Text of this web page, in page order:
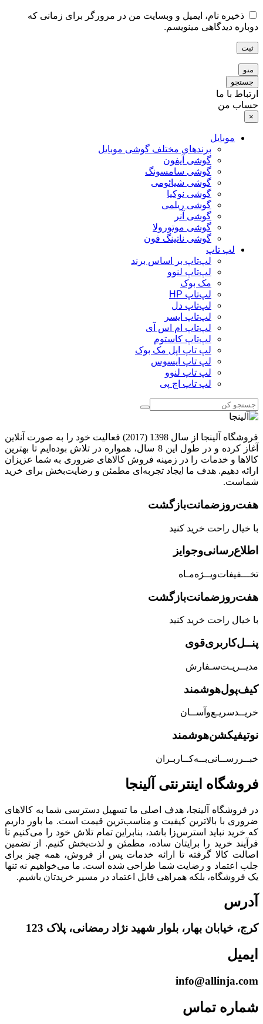
ذخیره نام، ایمیل و وبسایت من در مرورگر برای زمانی که
دوباره دیدگاهی مینویسم.
ثبت
منو
جستجو
ارتباط با ما
حساب من
×
موبایل
برندهای مختلف گوشی موبایل
گوشی آیفون
گوشی سامسونگ
گوشی شیائومی
گوشی نوکیا
گوشی ریلمی
گوشی آنر
گوشی موتورولا
گوشی ناتینگ فون
لپ تاپ
لپ‌تاپ بر اساس برند
لپ‌تاپ لنوو
مک بوک
لپ‌تاپ HP
لپ‌تاپ دل
لپ‌تاپ ایسر
لپ‌تاپ ام اس آی
لپ‌تاپ کاستوم
لپ تاپ اپل مک بوک
لپ تاپ ایسوس
لپ تاپ لنوو
لپ تاپ اچ پی
فروشگاه آلینجا از سال 1398 (2017) فعالیت خود را به صورت آنلاین
آغاز کرده و در طول این 8 سال، همواره در تلاش بوده‌ایم تا بهترین
کالاها و خدمات را در زمینه فروش کالاهای ضروری به شما عزیزان
ارائه دهیم. هدف ما ایجاد تجربه‌ای مطمئن و رضایت‌بخش برای خرید
شماست.
هفت‌روز‌ضمانت‌بازگشت
با خیال راحت خرید کنید
اطلاع‌رسانی‌و‌جوایز
تخـــفیفات‌ویــژه‌مـاه
هفت‌روز‌ضمانت‌بازگشت
با خیال راحت خرید کنید
پنــل‌کاربری‌قوی
مدیــریـت‌سـفارش
کیف‌پول‌هوشمند
خریــد‌سریـع‌و‌آســان
نوتیفیکشن‌هوشمند
خبــررســانی‌بــه‌کــاربـران
فروشگاه‌ اینترنتی‌ آلینجا
در فروشگاه آلینجا، هدف اصلی ما تسهیل دسترسی شما به کالاهای
ضروری با بالاترین کیفیت و مناسب‌ترین قیمت است. ما باور داریم
که خرید نباید استرس‌زا باشد، بنابراین تمام تلاش خود را می‌کنیم تا
فرآیند خرید را برایتان ساده، مطمئن و لذت‌بخش کنیم. از تضمین
اصالت کالا گرفته تا ارائه خدمات پس از فروش، همه چیز برای
جلب اعتماد و رضایت شما طراحی شده است. ما می‌خواهیم نه تنها
یک فروشگاه، بلکه همراهی قابل اعتماد در مسیر خریدتان باشیم.
آدرس
کرج، خیابان بهار، بلوار شهید نژاد رمضانی، پلاک 123
ایمیل
info@allinja.com
شماره تماس